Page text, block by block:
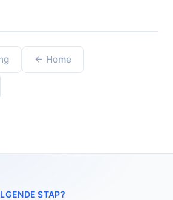
← Home
STAP?